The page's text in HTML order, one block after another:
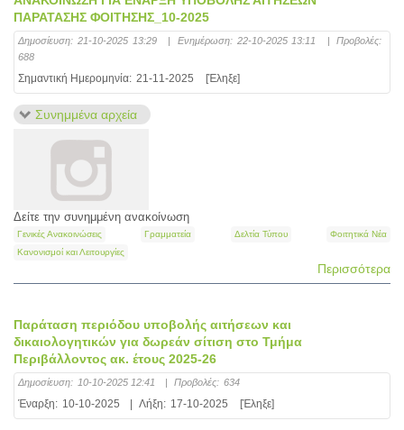
ΠΑΡΑΤΑΣΗΣ ΦΟΙΤΗΣΗΣ_10-2025
Δημοσίευση: 21-10-2025 13:29 | Ενημέρωση: 22-10-2025 13:11 |
Προβολές:
688
Σημαντική Ημερομηνία: 21-11-2025 [Έληξε]
Συνημμένα αρχεία
Δείτε την συνημμένη ανακοίνωση
Γενικές Ανακοινώσεις Γραμματεία Δελτία Τύπου
Φοιτητικά Νέα
Κανονισμοί και Λειτουργίες
Περισσότερα
Παράταση περιόδου υποβολής αιτήσεων και
δικαιολογητικών για δωρεάν σίτιση στο Τμήμα
Περιβάλλοντος ακ. έτους 2025-26
Δημοσίευση: 10-10-2025 12:41 | Προβολές: 634
Έναρξη: 10-10-2025 Λήξη: 17-10-2025 [Έληξε]